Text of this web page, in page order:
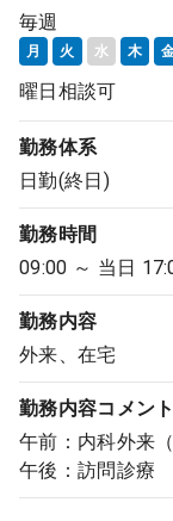
毎週
月 火 水 木
曜日相談可
勤務体系
日勤(終日)
勤務時間
09:00 ～ 当日
勤務内容
外来、在宅
勤務内容コメント
午前：内科外来
午後：訪問診療